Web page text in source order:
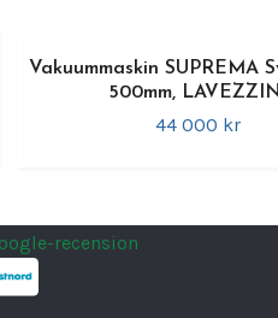
Två
Vakuummaskin SUPREMA
500mm, LAVEZZINI
44 000 kr